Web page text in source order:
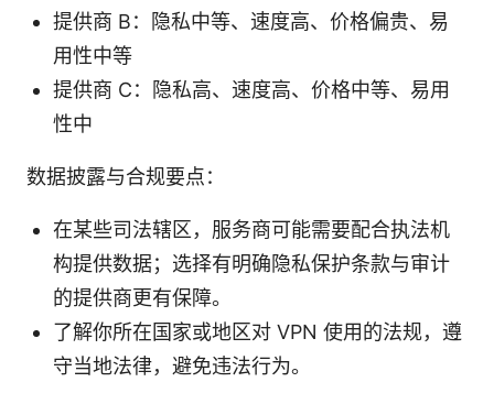
提供商 B：隐私中等、速度高、价格偏贵、易
用性中等
提供商 C：隐私高、速度高、价格中等、易用
性中
数据披露与合规要点：
在某些司法辖区，服务商可能需要配合执法机
构提供数据；选择有明确隐私保护条款与审计
的提供商更有保障。
了解你所在国家或地区对 VPN 使用的法规，遵
守当地法律，避免违法行为。